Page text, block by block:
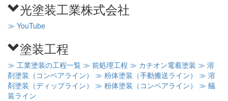
光塗装工業株式会社
≫ YouTube
塗装工程
≫ 工業塗装の工程一覧 ≫ 前処理工程 ≫ カチオン電着塗装 ≫ 溶
剤塗装（コンベアライン）
≫ 粉体塗装（手動搬送ライン）
≫ 溶
剤塗装（ディップライン）
≫ 粉体塗装（コンベアライン）
≫ 艤
装ライン